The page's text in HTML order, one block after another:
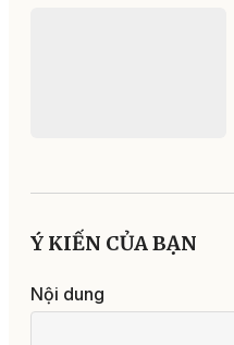
Ý KIẾN CỦA BẠN
Nội dung